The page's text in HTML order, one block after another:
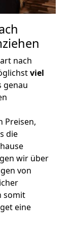
nach
viel
genau
Preisen,
die
wir über
von
somit
eine